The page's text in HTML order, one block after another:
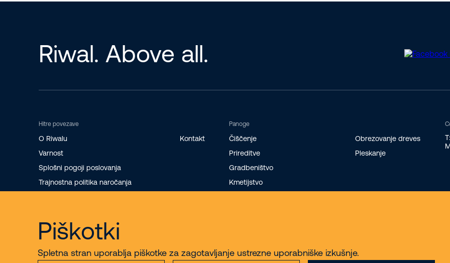
Piškotki
Spletna stran uporablja piškotke za zagotavljanje ustrezne uporabniške izkušnje.
Riwal. Above all.
Hitre povezave
O Riwalu
Varnost
Splošni pogoji poslovanja
Trajnostna politika naročanja
Kontakt
Panoge
Čiščenje
Prireditve
Gradbeništvo
Kmetijstvo
Obrezovanje dreves
Pleskanje